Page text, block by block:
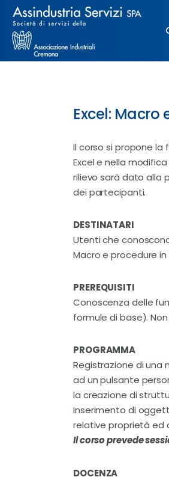
Chi siamo
Struttura
Excel:
Il corso si propone la
Excel e nella
rilievo sarà dato alla
dei partecipanti.
DESTINATARI
Utenti che
Macro e procedure in
PREREQUISITI
Conoscenza delle
formule di base).
PROGRAMMA
Registrazione di una
ad un pulsante
la creazione di
Inserimento di
relative proprietà ed
Il corso prevede
DOCENZA